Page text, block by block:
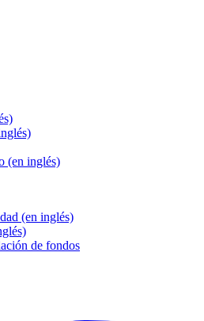
(en inglés)
(en inglés)
de fondos